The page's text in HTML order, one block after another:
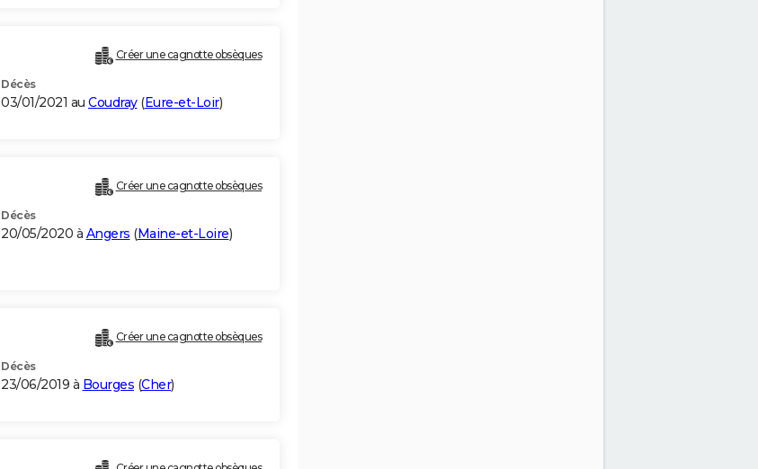
Créer une cagnotte obsèques
Décès
03/01/2021 au Coudray(Eure-et-Loir)
Créer une cagnotte obsèques
Décès
20/05/2020 à Angers (Maine-et-Loire)
Créer une cagnotte obsèques
Décès
23/06/2019 à Bourges (Cher)